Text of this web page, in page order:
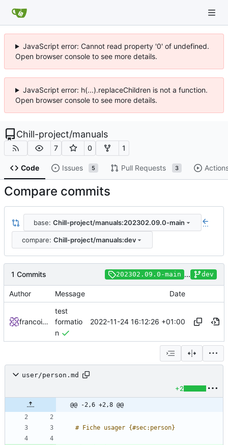
JavaScript error: Cannot read property '0' of undefined.
Open browser console to see more details.
JavaScript error: h(...).replaceChildren is not a function.
Open browser console to see more details.
Chill-project/manuals
7 0 1
Code Issues 5 Pull Requests 3
Compare commits
base: Chill-project/manuals:202302.09.0-main ...
compare: Chill-project/manuals:dev
1 Commits 202302.09.0-main ... dev
Author Message Date
francoisponcin
test
formatio
n
2022-11-24 16:12:26 +01:00
user/person.md
+2
@@ -2,6 +2,8 @@